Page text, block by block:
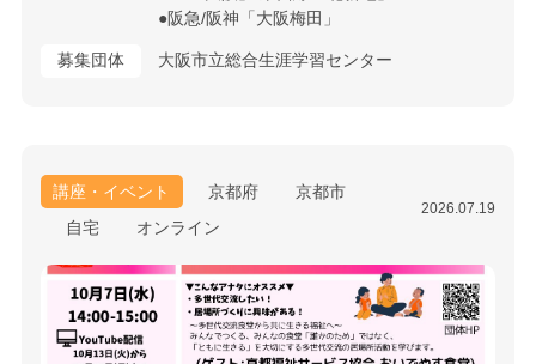
●阪急/阪神「大阪梅田」
募集団体 大阪市立総合生涯学習センター
講座・イベント 京都府
京都市
自宅
オンライン
2026.07.19